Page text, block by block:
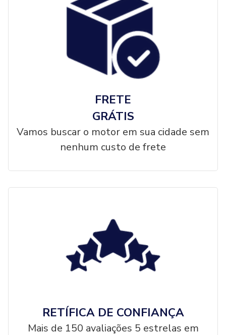
FRETE
GRÁTIS
Vamos buscar o motor em sua cidade sem
nenhum custo de frete
RETÍFICA DE CONFIANÇA
Mais de 150 avaliações 5 estrelas em